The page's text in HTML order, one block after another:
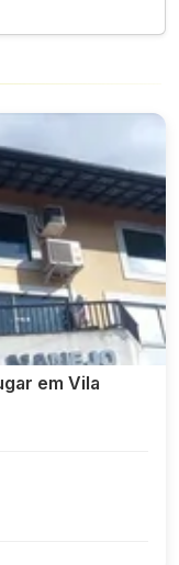
em Vila